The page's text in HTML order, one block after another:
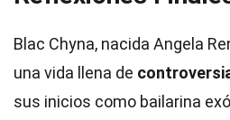
Blac Chyna, nacida Angela
una vida llena de
sus inicios como bailarina